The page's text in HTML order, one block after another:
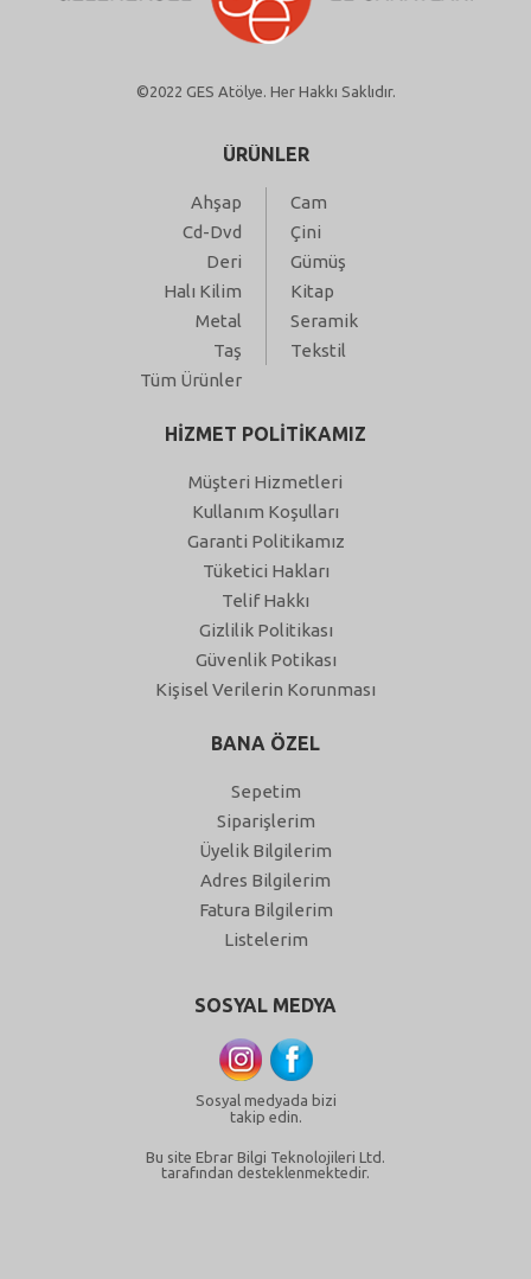
©2022 GES Atölye. Her Hakkı Saklıdır.
ÜRÜNLER
Ahşap
Cam
Cd-Dvd
Çini
Deri
Gümüş
Halı Kilim
Kitap
Metal
Seramik
Taş
Tekstil
Tüm Ürünler
HİZMET POLİTİKAMIZ
Müşteri Hizmetleri
Kullanım Koşulları
Garanti Politikamız
Tüketici Hakları
Telif Hakkı
Gizlilik Politikası
Güvenlik Potikası
Kişisel Verilerin Korunması
BANA ÖZEL
Sepetim
Siparişlerim
Üyelik Bilgilerim
Adres Bilgilerim
Fatura Bilgilerim
Listelerim
SOSYAL MEDYA
Sosyal medyada bizi
takip edin.
Bu site Ebrar Bilgi Teknolojileri Ltd.
tarafından desteklenmektedir.